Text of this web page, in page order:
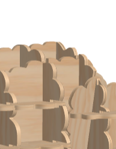
soporte de balón test